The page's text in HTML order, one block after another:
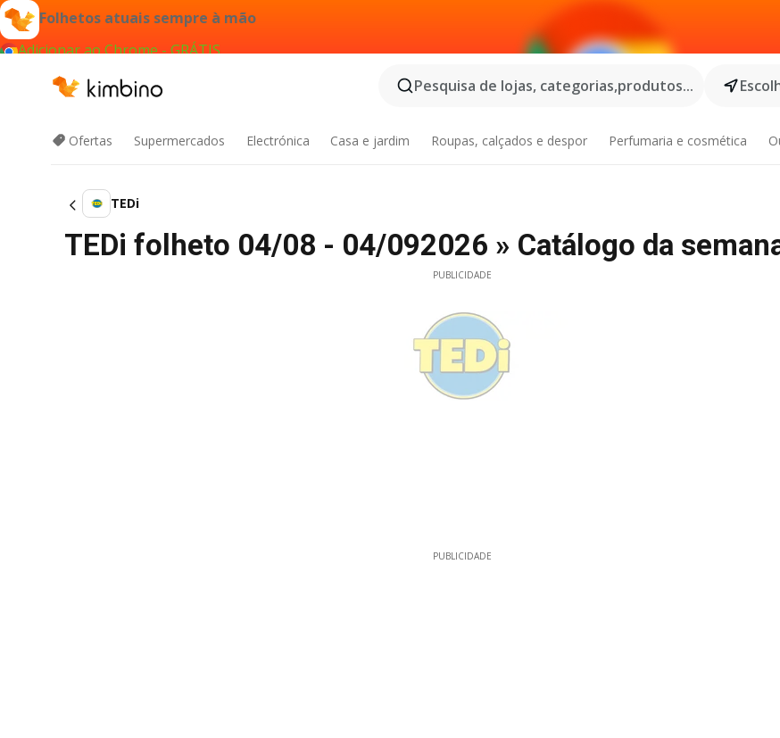
Folhetos atuais sempre à mão
Adicionar ao Chrome - GRÁTIS
Pesquisa de lojas, categorias,produtos...
Ofertas Supermercados Electrónica Casa e jardim Roupas, calçados e despor Perfumaria e cosmética
TEDi
TEDi folheto 04/08 - 04/092026 » Catálogo da
PUBLICIDADE
PUBLICIDADE